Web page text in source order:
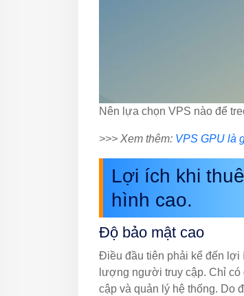
Nên lựa chọn VPS nào để
>>> Xem thêm: VPS GPU là
Lợi ích khi
hình cao.
Độ bảo mật cao
Điều đầu tiên phải kể đến lợi
lượng người truy cập. Chỉ
cập và quản lý hệ thống. Do